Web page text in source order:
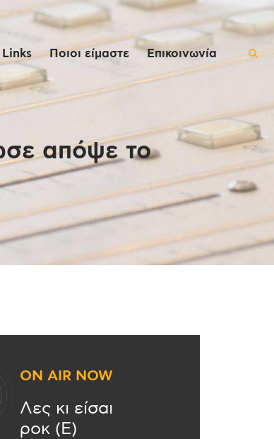
Ποιοι είμαστε Επικοινωνία
απόψε το
ON AIR NOW
Λες κι είσαι
ροκ (Ε)